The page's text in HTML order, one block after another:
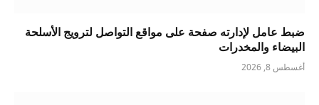
ضبط عامل لإدارته صفحة على مواقع التواصل لترويج الأسلحة
البيضاء والمخدرات
أغسطس 8, 2026